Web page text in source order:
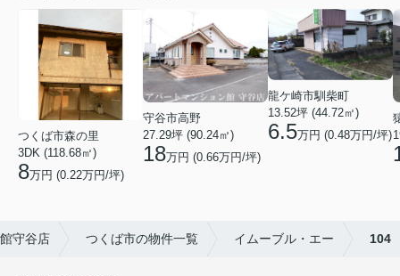
つくば市森の里
3DK (118.68㎡)
8万円 (0.22万円/坪)
守谷市高野
27.29坪 (90.24㎡)
18万円 (0.66万円/坪)
龍ケ崎市馴柴町
13.52坪 (44.72㎡)
6.5万円 (0.48万円/坪)
守谷店 つくば市の物件一覧 イムーブル・エー 104